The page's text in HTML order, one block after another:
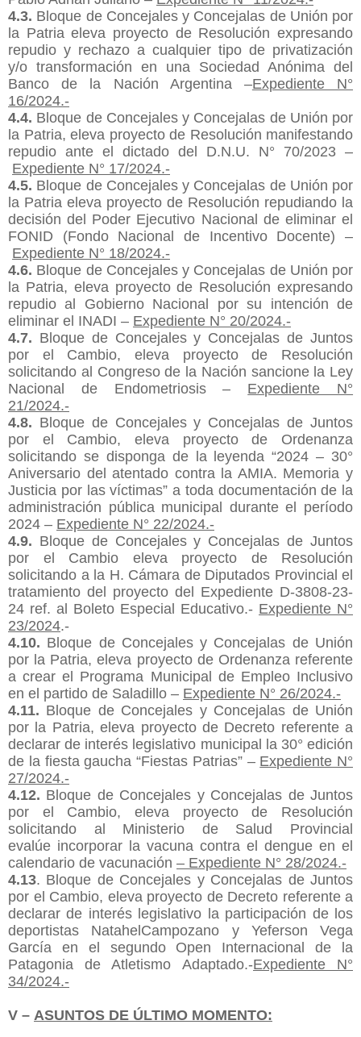
4.3. Bloque de Concejales y Concejalas de Unión por
la Patria eleva proyecto de Resolución expresando
repudio y rechazo a cualquier tipo de privatización
y/o transformación en una Sociedad Anónima del
Banco de la Nación Argentina –Expediente N°
16/2024.-
4.4. Bloque de Concejales y Concejalas de Unión por
la Patria, eleva proyecto de Resolución manifestando
repudio ante el dictado del D.N.U. N° 70/2023 –
Expediente N° 17/2024.-
4.5. Bloque de Concejales y Concejalas de Unión por
la Patria eleva proyecto de Resolución repudiando la
decisión del Poder Ejecutivo Nacional de eliminar el
FONID (Fondo Nacional de Incentivo Docente) –
Expediente N° 18/2024.-
4.6. Bloque de Concejales y Concejalas de Unión por
la Patria, eleva proyecto de Resolución expresando
repudio al Gobierno Nacional por su intención de
eliminar el INADI – Expediente N° 20/2024.-
4.7. Bloque de Concejales y Concejalas de Juntos
por el Cambio, eleva proyecto de Resolución
solicitando al Congreso de la Nación sancione la Ley
Nacional de Endometriosis
– Expediente N°
21/2024.-
4.8. Bloque de Concejales y Concejalas de Juntos
por el Cambio, eleva proyecto de Ordenanza
solicitando se disponga de la leyenda “2024 – 30°
Aniversario del atentado contra la AMIA. Memoria y
Justicia por las víctimas” a toda documentación de la
administración pública municipal durante el período
2024 – Expediente N° 22/2024.-
4.9. Bloque de Concejales y Concejalas de Juntos
por el Cambio eleva proyecto de Resolución
solicitando a la H. Cámara de Diputados Provincial el
tratamiento del proyecto del Expediente D-3808-23-
24 ref. al Boleto Especial Educativo.- Expediente N°
23/2024.-
4.10. Bloque de Concejales y Concejalas de Unión
por la Patria, eleva proyecto de Ordenanza referente
a crear el Programa Municipal de Empleo Inclusivo
en el partido de Saladillo – Expediente N° 26/2024.-
4.11. Bloque de Concejales y Concejalas de Unión
por la Patria, eleva proyecto de Decreto referente a
declarar de interés legislativo municipal la 30° edición
de la fiesta gaucha “Fiestas Patrias” – Expediente N°
27/2024.-
4.12. Bloque de Concejales y Concejalas de Juntos
por el Cambio, eleva proyecto de Resolución
solicitando al Ministerio de Salud Provincial
evalúe incorporar la vacuna contra el dengue en el
calendario de vacunación – Expediente N° 28/2024.-
4.13. Bloque de Concejales y Concejalas de Juntos
por el Cambio, eleva proyecto de Decreto referente a
declarar de interés legislativo la participación de los
deportistas Natahel Campozano y Yeferson Vega
García en el segundo Open Internacional de la
Patagonia de Atletismo Adaptado.-Expediente N°
34/2024.-
V – ASUNTOS DE ÚLTIMO MOMENTO: